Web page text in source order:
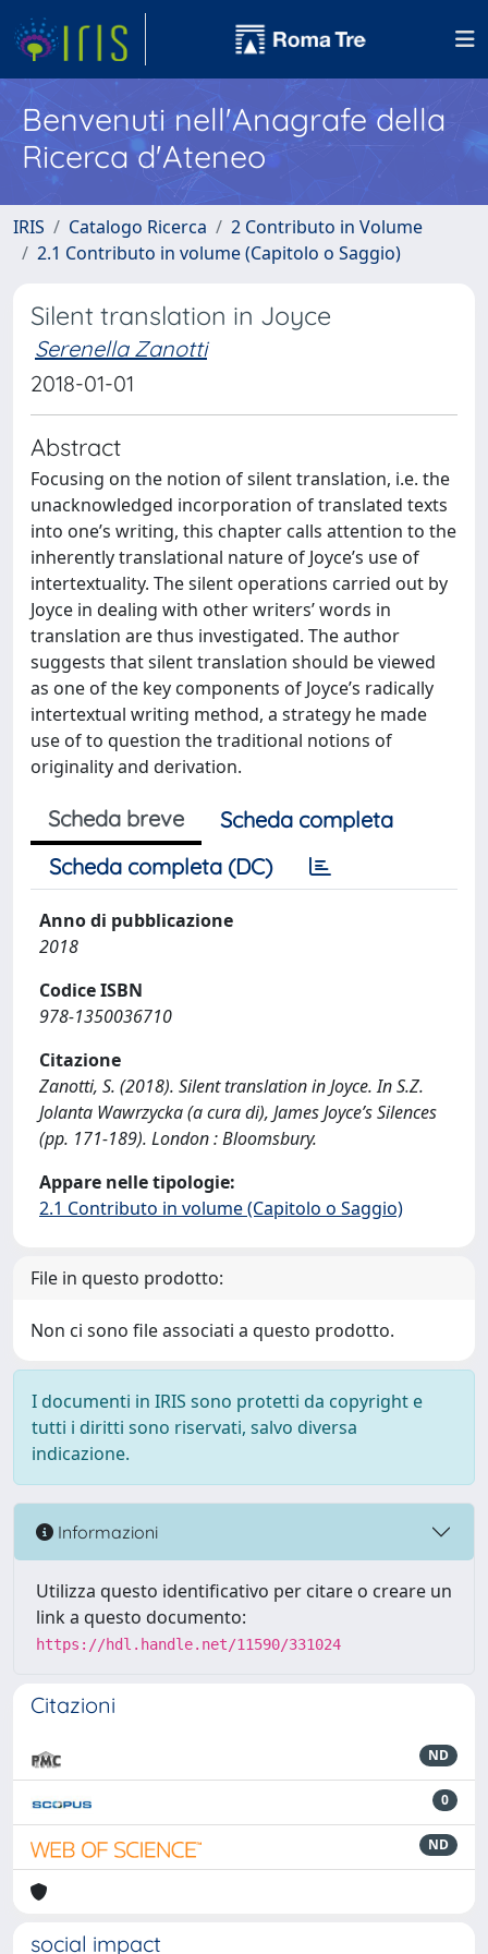
Benvenuti nell'Anagrafe della
Ricerca d'Ateneo
IRIS Catalogo Ricerca
2 Contributo in Volume
2.1 Contributo in volume (Capitolo o Saggio)
Silent translation in Joyce
Serenella Zanotti
2018-01-01
Abstract
Focusing on the notion of silent translation, i.e. the
unacknowledged incorporation of translated texts
into one’s writing, this chapter calls attention to the
inherently translational nature of Joyce’s use of
intertextuality. The silent operations carried out by
Joyce in dealing with other writers’ words in
translation are thus investigated. The author
suggests that silent translation should be viewed
as one of the key components of Joyce’s radically
intertextual writing method, a strategy he made
use of to question the traditional notions of
originality and derivation.
Scheda breve
Scheda completa
Scheda completa (DC)
Anno di pubblicazione
2018
Codice ISBN
978-1350036710
Citazione
Zanotti, S. (2018). Silent translation in Joyce. In S.Z.
Jolanta Wawrzycka (a cura di), James Joyce’s Silences
(pp. 171-189). London : Bloomsbury.
Appare nelle tipologie:
2.1 Contributo in volume (Capitolo o Saggio)
File in questo prodotto:
Non ci sono file associati a questo prodotto.
I documenti in IRIS sono protetti da copyright e
tutti i diritti sono riservati, salvo diversa
indicazione.
Informazioni
Utilizza questo identificativo per citare o creare un
link a questo documento:
https://hdl.handle.net/11590/331024
Citazioni
ND
0
ND
social impact